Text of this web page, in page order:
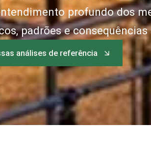
profundo dos
padrões e consequências
análises de referência